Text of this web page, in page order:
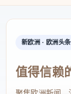
新欧洲 · 欧洲头条
值得信赖